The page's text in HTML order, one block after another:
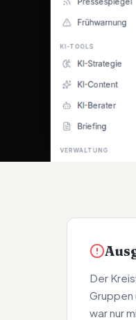
Der
Gruppen
war nur